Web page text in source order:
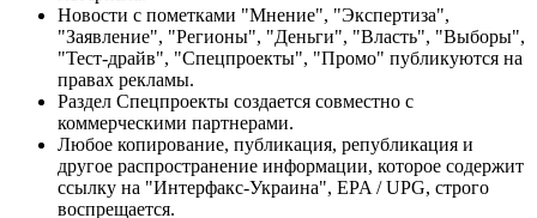
Новости с пометками "Мнение", "Экспертиза",
"Заявление", "Регионы", "Деньги", "Власть", "Выборы",
"Тест-драйв", "Спецпроекты", "Промо" публикуются на
правах рекламы.
Раздел Спецпроекты создается совместно с
коммерческими партнерами.
Любое копирование, публикация, републикация и
другое распространение информации, которое содержит
ссылку на "Интерфакс-Украина", EPA / UPG, строго
воспрещается.